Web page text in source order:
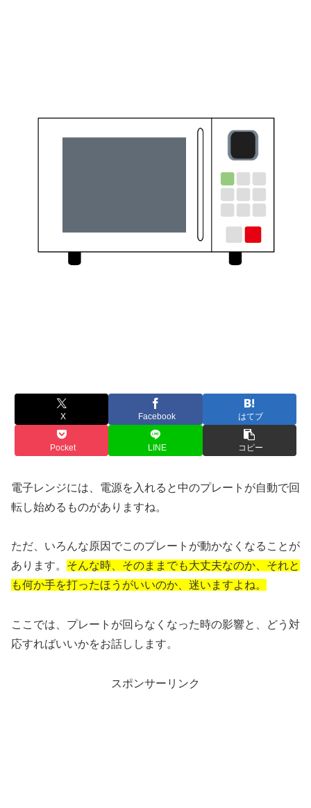
X Facebook はてブ
Pocket LINE コピー
電子レンジには、電源を入れると中のプレートが自動で回
転し始めるものがありますね。
ただ、いろんな原因でこのプレートが動かなくなることが
あります。 そんな時、そのままでも大丈夫なのか、それと
も何か手を打ったほうがいいのか、迷いますよね。
ここでは、プレートが回らなくなった時の影響と、どう対
応すればいいかをお話しします。
スポンサーリンク